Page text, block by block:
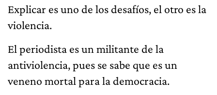
Explicar es uno de los desafíos, el otro es la
violencia.
El periodista es un militante de la
antiviolencia, pues se sabe que es un
veneno mortal para la democracia.